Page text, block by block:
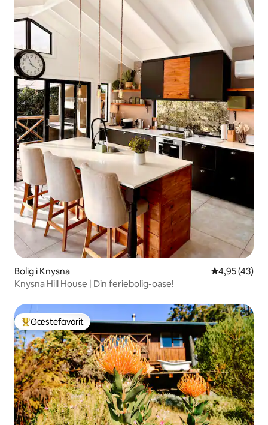
Bolig i Knysna 4,95 ud af 5 i
4,95 (43)
Knysna Hill House | Din feriebolig-oase!
Bedste gæstefavorit
Gæstefavorit